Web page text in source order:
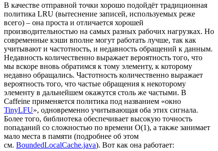
В качестве отправной точки хорошо подойдёт традиционная
политика LRU (вытеснение записей, используемых реже
всего) – она проста и отличается хорошей
производительностью на самых разных рабочих нагрузках. Но
современные кэши вполне могут работать лучше, так как
учитывают и частотность, и недавность обращений к данным.
Недавность количественно выражает вероятность того, что
мы вскоре вновь обратимся к тому элементу, к которому
недавно обращались. Частотность количественно выражает
вероятность того, что частые обращения к некоторому
элементу в дальнейшем окажутся столь же частыми. В
Caffeine применяется политика под названием «окно
TinyLFU», одновременно учитывающая оба этих сигнала.
Более того, библиотека обеспечивает высокую точность
попаданий со сложностью по времени O(1), а также занимает
мало места в памяти (подробнее об этом
см. BoundedLocalCache.java). Вот как она работает: